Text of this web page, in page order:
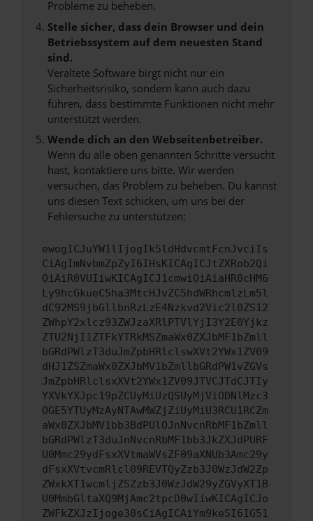
Probleme zu beheben.
Stelle sicher, dass dein Browser und dein
Betriebssystem auf dem neuesten Stand
sind.
Veraltete Software birgt nicht nur ein
Sicherheitsrisiko, sondern kann auch dazu
führen, dass bestimmte Funktionen nicht mehr
unterstützt werden.
Wende dich an den Webseitenbetreiber.
Wenn du alle oben genannten Schritte versucht
hast, kontaktiere uns bitte. Wir werden
versuchen, das Problem zu beheben. Du kannst
uns diesen Text schicken, um uns bei der
Fehlersuche zu unterstützen:
ewogICJuYW1lIjogIk5ldHdvcmtFcnJvciIs
CiAgImNvbmZpZyI6IHsKICAgICJtZXRob2Qi
OiAiR0VUIiwKICAgICJ1cmwiOiAiaHR0cHM6
Ly9hcGkueC5ha3MtcHJvZC5hdWRhcmlzLm5l
dC92MS9jbGllbnRzLzE4Nzkvd2Vic2l0ZS12
ZWhpY2xlcz93ZWJzaXRlPTVlYjI3Y2E0Yjkz
ZTU2NjI1ZTFkYTRkMSZmaWx0ZXJbMF1bZmll
bGRdPWlzT3duJmZpbHRlclswXVt2YWx1ZV09
dHJ1ZSZmaWx0ZXJbMV1bZmllbGRdPW1vZGVs
JmZpbHRlclsxXVt2YWx1ZV09JTVCJTdCJTIy
YXVkYXJpc19pZCUyMiUzQSUyMjViODNlMzc3
OGE5YTUyMzAyNTAwMWZjZiUyMiU3RCU1RCZm
aWx0ZXJbMV1bb3BdPUlOJnNvcnRbMF1bZmll
bGRdPWlzT3duJnNvcnRbMF1bb3JkZXJdPURF
U0Mmc29ydFsxXVtmaWVsZF09aXNUb3Amc29y
dFsxXVtvcmRlcl09REVTQyZzb3J0WzJdW2Zp
ZWxkXT1wcmljZSZzb3J0WzJdW29yZGVyXT1B
U0MmbGltaXQ9MjAmc2tpcD0wIiwKICAgICJo
ZWFkZXJzIjoge30sCiAgICAiYm9keSI6IG51